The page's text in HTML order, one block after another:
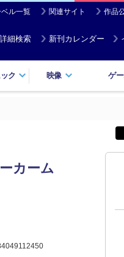
ベル一覧 関連サイト 作品
詳細検索 新刊カレンダー
ク 映像 ゲ
カーム